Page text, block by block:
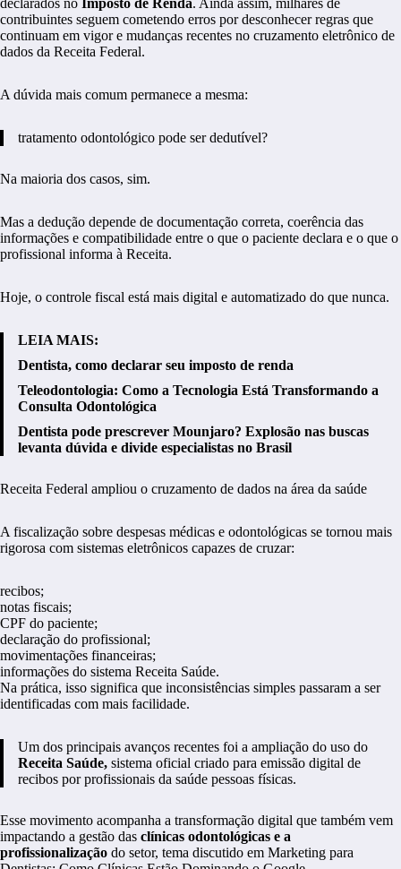
declarados no Imposto de Renda. Ainda assim, milhares de
contribuintes seguem cometendo erros por desconhecer regras que
continuam em vigor e mudanças recentes no cruzamento eletrônico de
dados da Receita Federal.
A dúvida mais comum permanece a mesma:
tratamento odontológico pode ser dedutível?
Na maioria dos casos, sim.
Mas a dedução depende de documentação correta, coerência das
informações e compatibilidade entre o que o paciente declara e o que o
profissional informa à Receita.
Hoje, o controle fiscal está mais digital e automatizado do que nunca.
LEIA MAIS:
Dentista, como declarar seu imposto de renda
Teleodontologia: Como a Tecnologia Está Transformando a
Consulta Odontológica
Dentista pode prescrever Mounjaro? Explosão nas buscas
levanta dúvida e divide especialistas no Brasil
Receita Federal ampliou o cruzamento de dados na área da saúde
A fiscalização sobre despesas médicas e odontológicas se tornou mais
rigorosa com sistemas eletrônicos capazes de cruzar:
recibos;
notas fiscais;
CPF do paciente;
declaração do profissional;
movimentações financeiras;
informações do sistema Receita Saúde.
Na prática, isso significa que inconsistências simples passaram a ser
identificadas com mais facilidade.
Um dos principais avanços recentes foi a ampliação do uso do
Receita Saúde, sistema oficial criado para emissão digital de
recibos por profissionais da saúde pessoas físicas.
Esse movimento acompanha a transformação digital que também vem
impactando a gestão das clínicas odontológicas e a
profissionalização do setor, tema discutido em Marketing para